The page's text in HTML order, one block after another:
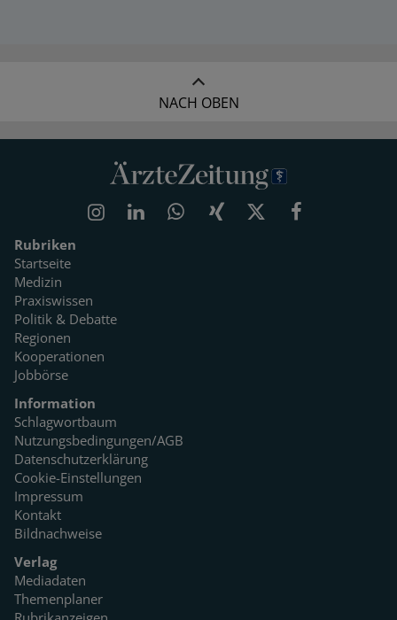
NACH OBEN
Rubriken
Startseite
Medizin
Praxiswissen
Politik & Debatte
Regionen
Kooperationen
Jobbörse
Information
Schlagwortbaum
Nutzungsbedingungen/AGB
Datenschutzerklärung
Cookie-Einstellungen
Impressum
Kontakt
Bildnachweise
Verlag
Mediadaten
Themenplaner